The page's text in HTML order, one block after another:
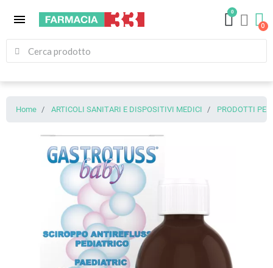
menu
0
Home ARTICOLI SANITARI E DISPOSITIVI MEDICI PRODOTTI